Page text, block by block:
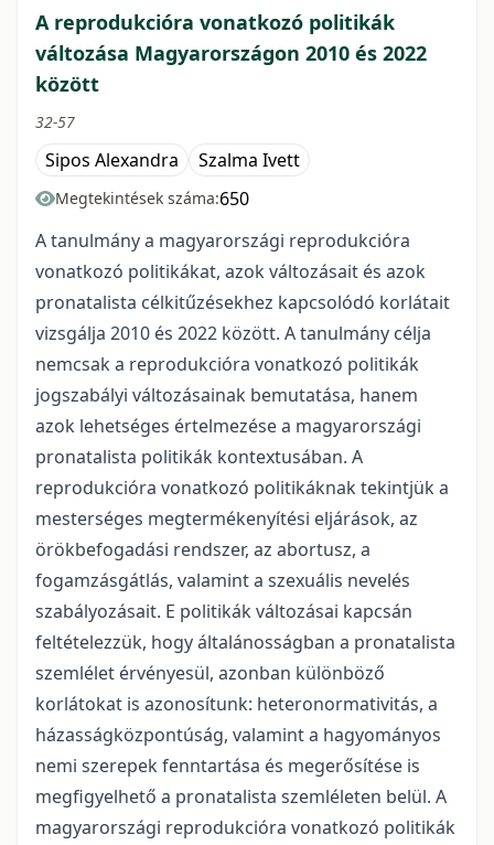
A reprodukcióra vonatkozó politikák
változása Magyarországon 2010 és 2022
között
32-57
Sipos Alexandra Szalma Ivett
Megtekintések száma:650
A tanulmány a magyarországi reprodukcióra
vonatkozó politikákat, azok változásait és azok
pronatalista célkitűzésekhez kapcsolódó korlátait
vizsgálja 2010 és 2022 között. A tanulmány célja
nemcsak a reprodukcióra vonatkozó politikák
jogszabályi változásainak bemutatása, hanem
azok lehetséges értelmezése a magyarországi
pronatalista politikák kontextusában. A
reprodukcióra vonatkozó politikáknak tekintjük a
mesterséges megtermékenyítési eljárások, az
örökbefogadási rendszer, az abortusz, a
fogamzásgátlás, valamint a szexuális nevelés
szabályozásait. E politikák változásai kapcsán
feltételezzük, hogy általánosságban a pronatalista
szemlélet érvényesül, azonban különböző
korlátokat is azonosítunk: heteronormativitás, a
házasságközpontúság, valamint a hagyományos
nemi szerepek fenntartása és megerősítése is
megfigyelhető a pronatalista szemléleten belül. A
magyarországi reprodukcióra vonatkozó politikák